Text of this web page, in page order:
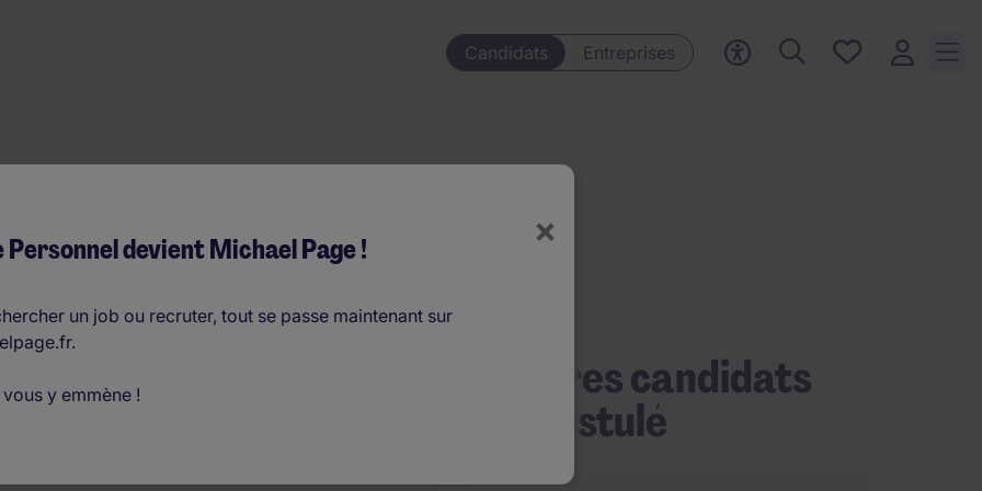
Candidats Entreprises
Mes offres, 0
Industriel H/F
an
de puissance
électrique
D’autres candidats
ont postulé
×
Personnel devient Michael Page !
un job ou recruter, tout se passe maintenant sur
y emmène !